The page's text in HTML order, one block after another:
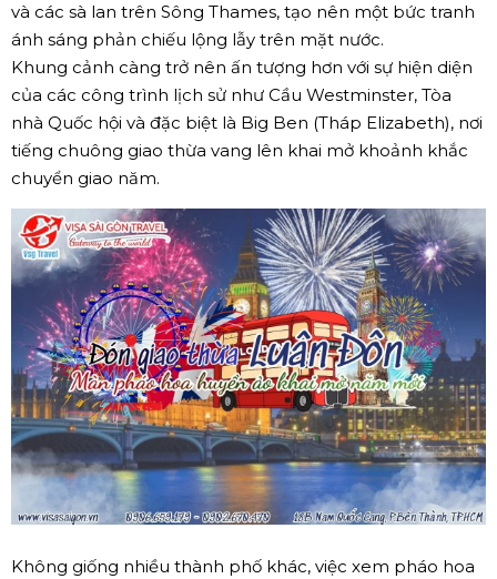
và các sà lan trên Sông Thames, tạo nên một bức tranh
ánh sáng phản chiếu lộng lẫy trên mặt nước.
Khung cảnh càng trở nên ấn tượng hơn với sự hiện diện
của các công trình lịch sử như Cầu Westminster, Tòa
nhà Quốc hội và đặc biệt là Big Ben (Tháp Elizabeth), nơi
tiếng chuông giao thừa vang lên khai mở khoảnh khắc
chuyển giao năm.
Không giống nhiều thành phố khác, việc xem pháo hoa